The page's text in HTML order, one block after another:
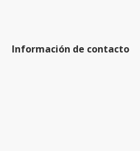
Información de contacto